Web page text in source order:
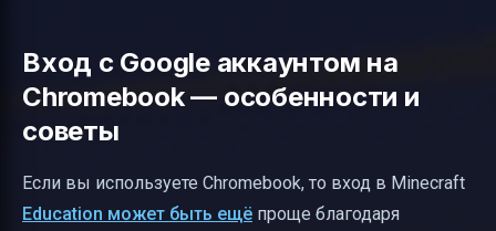
Вход с Google аккаунтом на
Chromebook — особенности и
советы
Если вы используете Chromebook, то вход в Minecraft
Education может быть ещё проще благодаря